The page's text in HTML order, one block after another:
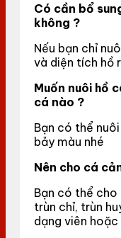
Có cần bổ
không ?
Nếu bạn chỉ
và diện tích hồ
Muốn nuôi hồ
cá nào ?
Bạn có thể
bảy màu nhé
Nên cho cá
Bạn có thể cho
trùn chỉ, trùn
dạng viên